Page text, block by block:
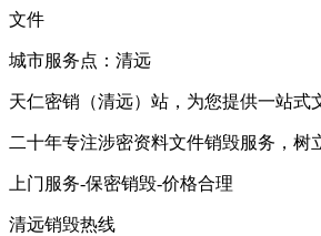
文件
城市服务点：清远
天仁密销（清远）站，为您提供一站式
二十年专注涉密资料文件销毁服务，树
上门服务-保密销毁-价格合理
清远销毁热线